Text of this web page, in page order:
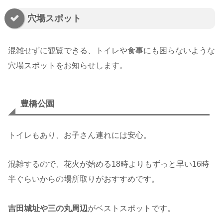
穴場スポット
混雑せずに観覧できる、トイレや食事にも困らないような
穴場スポットをお知らせします。
豊橋公園
トイレもあり、お子さん連れには安心。
混雑するので、花火が始める18時よりもずっと早い16時
半ぐらいからの場所取りがおすすめです。
吉田城址や三の丸周辺 がベストスポットです。